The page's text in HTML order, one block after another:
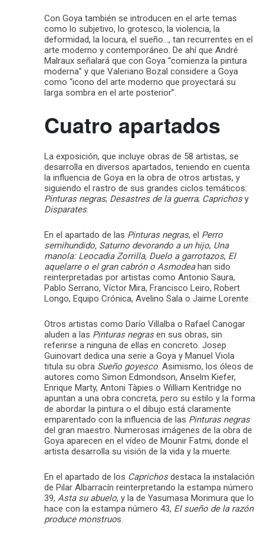
Con Goya también se introducen en el arte temas
como lo subjetivo, lo grotesco, la violencia, la
deformidad, la locura, el sueño…, tan recurrentes en el
arte moderno y contemporáneo. De ahí que André
Malraux señalará que con Goya “comienza la pintura
moderna” y que Valeriano Bozal considere a Goya
como “icono del arte moderno que proyectará su
larga sombra en el arte posterior”.
Cuatro apartados
La exposición, que incluye obras de 58 artistas, se
desarrolla en diversos apartados, teniendo en cuenta
la influencia de Goya en la obra de otros artistas, y
siguiendo el rastro de sus grandes ciclos temáticos:
Pinturas negras; Desastres de la guerra; Caprichosy
Disparates.
En el apartado de las Pinturas negras, el Perro
semihundido, Saturno devorando a un hijo, Una
manola: Leocadia Zorrilla, Duelo a garrotazos, El
aquelarre o el gran cabrón o Asmodeahan sido
reinterpretadas por artistas como Antonio Saura,
Pablo Serrano, Víctor Mira, Francisco Leiro, Robert
Longo, Equipo Crónica, Avelino Sala o Jaime Lorente.
Otros artistas como Darío Villalba o Rafael Canogar
aluden a las Pinturas negrasen sus obras, sin
referirse a ninguna de ellas en concreto. Josep
Guinovart dedica una serie a Goya y Manuel Viola
titula su obra Sueño goyesco. Asimismo, los óleos de
autores como Simon Edmondson, Anselm Kiefer,
Enrique Marty, Antoni Tàpies o William Kentridge no
apuntan a una obra concreta, pero su estilo y la forma
de abordar la pintura o el dibujo está claramente
emparentado con la influencia de las Pinturas negras
del gran maestro. Numerosas imágenes de la obra de
Goya aparecen en el vídeo de Mounir Fatmi, donde el
artista desarrolla su visión de la vida y la muerte.
En el apartado de los Caprichosdestaca la instalación
de Pilar Albarracín reinterpretando la estampa número
39, Asta su abuelo, y la de Yasumasa Morimura que lo
hace con la estampa número 43, El sueño de la razón
produce monstruos.